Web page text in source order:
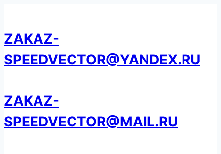
содержанию
ZAKAZ-
SPEEDVECTOR@YANDEX.RU
ZAKAZ-
SPEEDVECTOR@MAIL.RU